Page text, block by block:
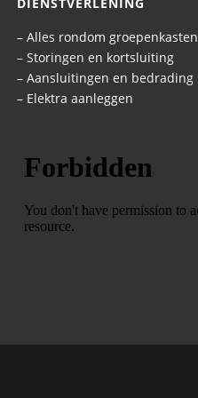
– Alles rondom groepenkasten
– Storingen en kortsluiting
– Aansluitingen en bedrading
– Elektra aanleggen